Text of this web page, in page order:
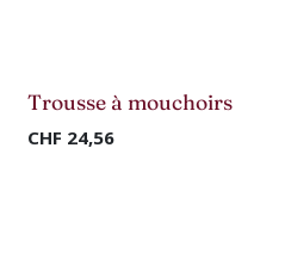
Nouveau !
Trousse à mouchoirs
CHF 24,56